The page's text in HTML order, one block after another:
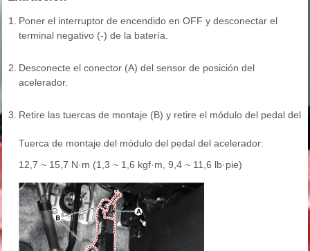
1.
Poner el interruptor de encendido en OFF y desconectar el
terminal negativo (-) de la batería.
2. Desconecte el conector (A) del sensor de posición del
acelerador.
3. Retire las tuercas de montaje (B) y retire el módulo del pedal del
Tuerca de montaje del módulo del pedal del acelerador:
12,7 ~ 15,7 N·m (1,3 ~ 1,6 kgf·m, 9,4 ~ 11,6 lb·pie)